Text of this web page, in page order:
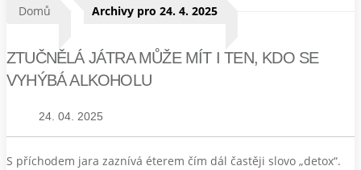
Domů Archivy pro 24. 4. 2025
ZTUČNĚLÁ JÁTRA MŮŽE MÍT I TEN, KDO SE
VYHÝBÁ ALKOHOLU
24. 04. 2025
S příchodem jara zaznívá éterem čím dál častěji slovo „detox“.